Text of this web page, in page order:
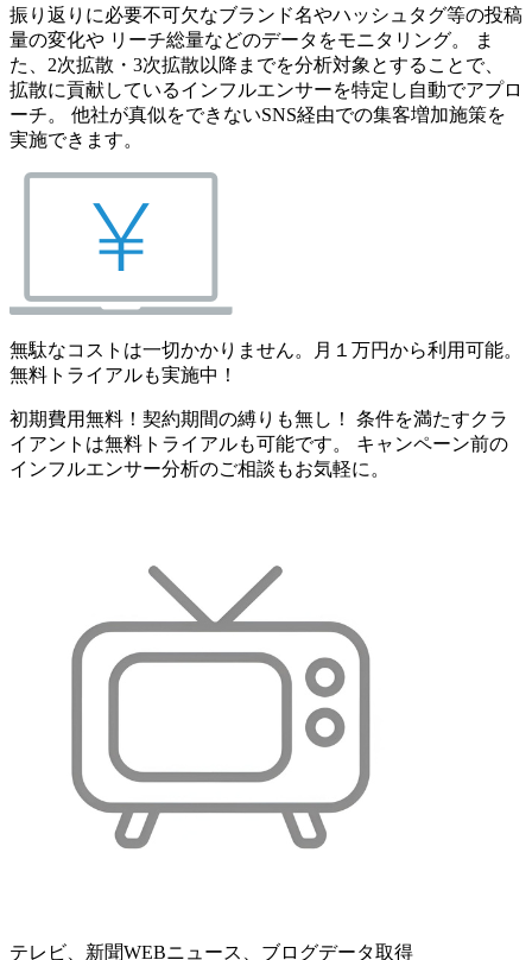
振り返りに必要不可欠なブランド名やハッシュタグ等の投稿
量の変化や リーチ総量などのデータをモニタリング。 ま
た、2次拡散・3次拡散以降までを分析対象とすることで、
拡散に貢献しているインフルエンサーを特定し自動でアプロ
ーチ。 他社が真似をできないSNS経由での集客増加施策を
実施できます。
無駄なコストは一切かかりません。月１万円から利用可能。
無料トライアルも実施中！
初期費用無料！契約期間の縛りも無し！ 条件を満たすクラ
イアントは無料トライアルも可能です。 キャンペーン前の
インフルエンサー分析のご相談もお気軽に。
テレビ、新聞WEBニュース、ブログデータ取得